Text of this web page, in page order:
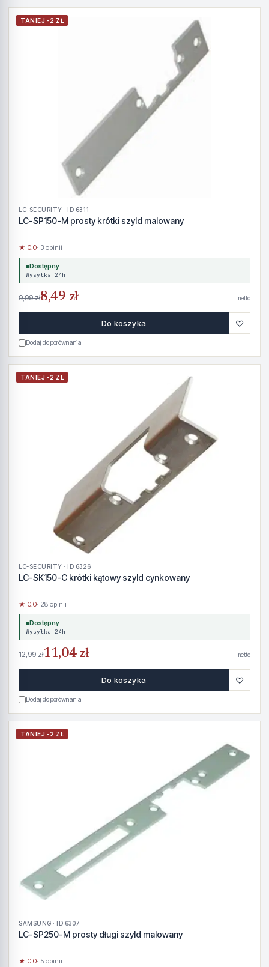
TANIEJ -2 ZŁ
LC-SECURITY · ID 6311
LC-SP150-M prosty krótki szyld malowany
★ 0.0· 3 opinii
Dostępny
Wysyłka 24h
9,99 zł8,49 zł netto
Do koszyka ♡
Dodaj do porównania
TANIEJ -2 ZŁ
LC-SECURITY · ID 6326
LC-SK150-C krótki kątowy szyld cynkowany
★ 0.0· 28 opinii
Dostępny
Wysyłka 24h
12,99 zł11,04 zł netto
Do koszyka ♡
Dodaj do porównania
TANIEJ -2 ZŁ
SAMSUNG · ID 6307
LC-SP250-M prosty długi szyld malowany
★ 0.0· 5 opinii